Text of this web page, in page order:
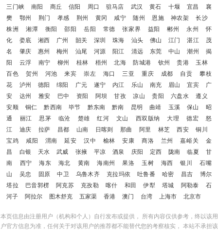
三门峡
南阳 商丘 信阳 周口 驻马店 武汉 黄石 十堰 宜昌
襄
樊
鄂州 荆门 孝感 荆州 黄冈 咸宁 随州 恩施 神农架
长沙
株洲
湘潭 衡阳 邵阳 岳阳 常德 张家界 益阳 郴州 永州
怀
化
娄底 湘西 广州 韶关 深圳 珠海 汕头 佛山 江门 湛江
茂
名
肇庆 惠州 梅州 汕尾 河源 阳江 清远 东莞 中山 潮州
揭
阳
云浮 南宁 柳州 桂林 梧州 北海 防城港 钦州 贵港
玉林
百色
贺州 河池 来宾 崇左 海口 三亚 重庆 成都 自贡
攀枝
花
泸州 德阳 绵阳 广元 遂宁 内江 乐山 南充 眉山 宜宾
广
安
达州 雅安 巴中 资阳 阿坝 甘孜 凉山 贵阳 六盘水
遵义
安顺
铜仁 黔西南 毕节 黔东南 黔南 昆明 曲靖 玉溪 保山
昭
通
丽江 思茅 临沧 楚雄 红河 文山 西双版纳 大理 德宏
怒
江
迪庆 拉萨 昌都 山南 日喀则 那曲 阿里 林芝 西安
铜川
宝鸡
咸阳 渭南 延安 汉中 榆林 安康 商洛 兰州 嘉峪关
金
昌
白银 天水 武威 张掖 平凉 酒泉 庆阳 定西 陇南 临夏
甘
南
西宁 海东 海北 黄南 海南州 果洛 玉树 海西 银川
石嘴
山
吴忠 固原 中卫 乌鲁木齐 克拉玛依 吐鲁番 哈密 昌吉
博尔
塔拉
巴音郭楞 阿克苏 克孜勒 喀什 和田 伊犁 塔城 阿勒泰
石
河子
阿拉尔 图木舒克 五家渠 香港 澳门 台湾 上海市 北京市
本页信息由注册用户（机构和个人）自行发布或提供， 所有内容仅供参考，终以该用
户官方信息为准，任何关于对该用户的推荐都不能替代您的考察核实， 本站不承担该